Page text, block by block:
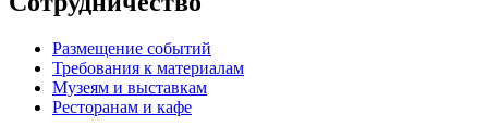
Размещение событий
Требования к материалам
Музеям и выставкам
Ресторанам и кафе